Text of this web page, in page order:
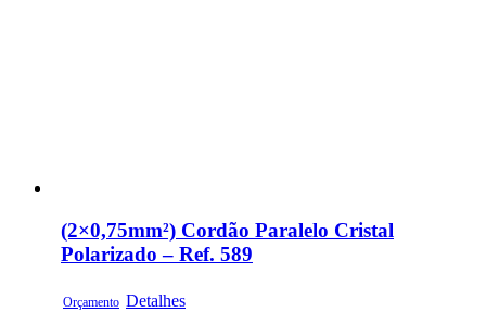
(2×0,75mm²) Cordão Paralelo Cristal
Polarizado – Ref. 589
Orçamento Detalhes